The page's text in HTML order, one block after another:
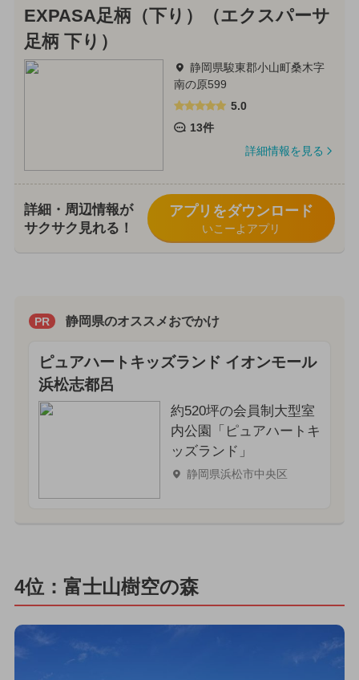
EXPASA足柄（下り）（エクスパーサ
足柄 下り）
静岡県駿東郡小山町桑木字
南の原599
5.0
13件
詳細情報を見る
詳細・周辺情報が
サクサク見れる！
アプリをダウンロード
いこーよアプリ
PR 静岡県のオススメおでかけ
ピュアハートキッズランド イオンモール
浜松志都呂
約520坪の会員制大型室
内公園「ピュアハートキ
ッズランド」
静岡県浜松市中央区
4位：富士山樹空の森